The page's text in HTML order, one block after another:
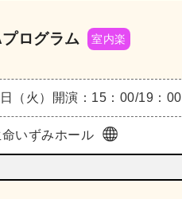
ログラム 室内楽
（火） 開演：15：00/19：00
いずみホール